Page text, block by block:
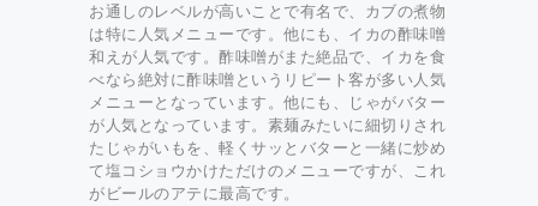
お通しのレベルが高いことで有名で、カブの煮物
は特に人気メニューです。他にも、イカの酢味噌
和えが人気です。酢味噌がまた絶品で、イカを食
べなら絶対に酢味噌というリピート客が多い人気
メニューとなっています。他にも、じゃがバター
が人気となっています。素麺みたいに細切りされ
たじゃがいもを、軽くサッとバターと一緒に炒め
て塩コショウかけただけのメニューですが、これ
がビールのアテに最高です。